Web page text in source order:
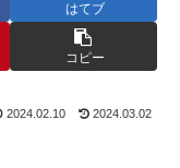
はてブ
コピー
2024.02.10 2024.03.02